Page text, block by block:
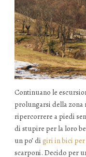
Continuano le
prolungarsi della zona
ripercorrere a piedi
di stupire per la loro
un po’ di giri in bici per
scarponi. Decido per